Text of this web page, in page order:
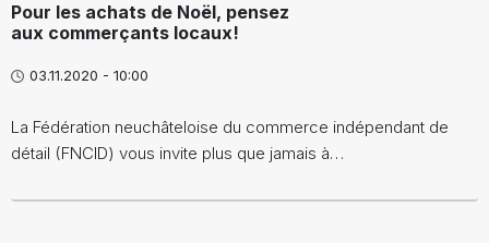
Pour les achats de Noël, pensez
aux commerçants locaux!
03.11.2020 - 10:00
La Fédération neuchâteloise du commerce indépendant de
détail (FNCID) vous invite plus que jamais à…